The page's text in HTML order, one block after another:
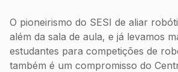
O pioneirismo do SESI de aliar
além da sala de aula, e já levamos
estudantes para competições de
também é um compromisso do